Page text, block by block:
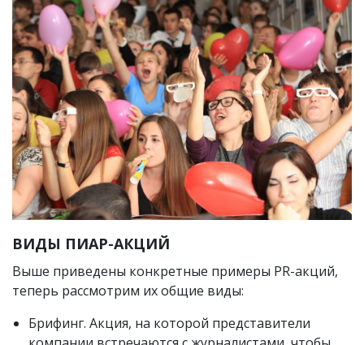
ВИДЫ ПИАР-АКЦИЙ
Выше приведены конкретные примеры PR-акций,
теперь рассмотрим их общие виды:
Брифинг. Акция, на которой представители